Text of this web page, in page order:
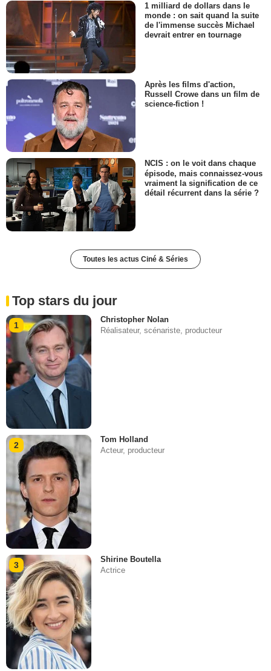
1 milliard de dollars dans le
monde : on sait quand la suite
de l'immense succès Michael
devrait entrer en tournage
Après les films d'action,
Russell Crowe dans un film de
science-fiction !
NCIS : on le voit dans chaque
épisode, mais connaissez-vous
vraiment la signification de ce
détail récurrent dans la série ?
Toutes les actus Ciné & Séries
Top stars du jour
1
Christopher Nolan
Réalisateur, scénariste, producteur
2
Tom Holland
Acteur, producteur
3
Shirine Boutella
Actrice